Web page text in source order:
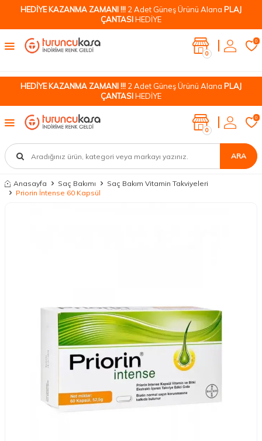
HEDİYE KAZANMA ZAMANI !!! 2 Adet Güneş Ürünü Alana PLAJ
ÇANTASIHEDİYE
0
0
HEDİYE KAZANMA ZAMANI !!! 2 Adet Güneş Ürünü Alana PLAJ
ÇANTASIHEDİYE
ARA
0
0
Anasayfa Saç Bakımı
Saç Bakım Vitamin Takviyeleri
Priorin İntense 60 Kapsül